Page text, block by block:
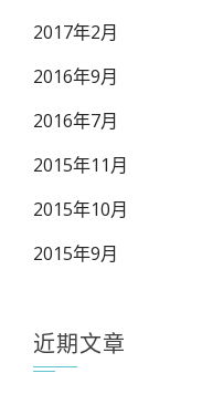
2017年2月
2016年9月
2016年7月
2015年11月
2015年10月
2015年9月
近期文章